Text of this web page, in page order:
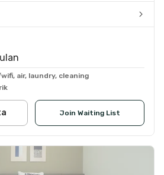
air, laundry, cleaning
Join Waiting List